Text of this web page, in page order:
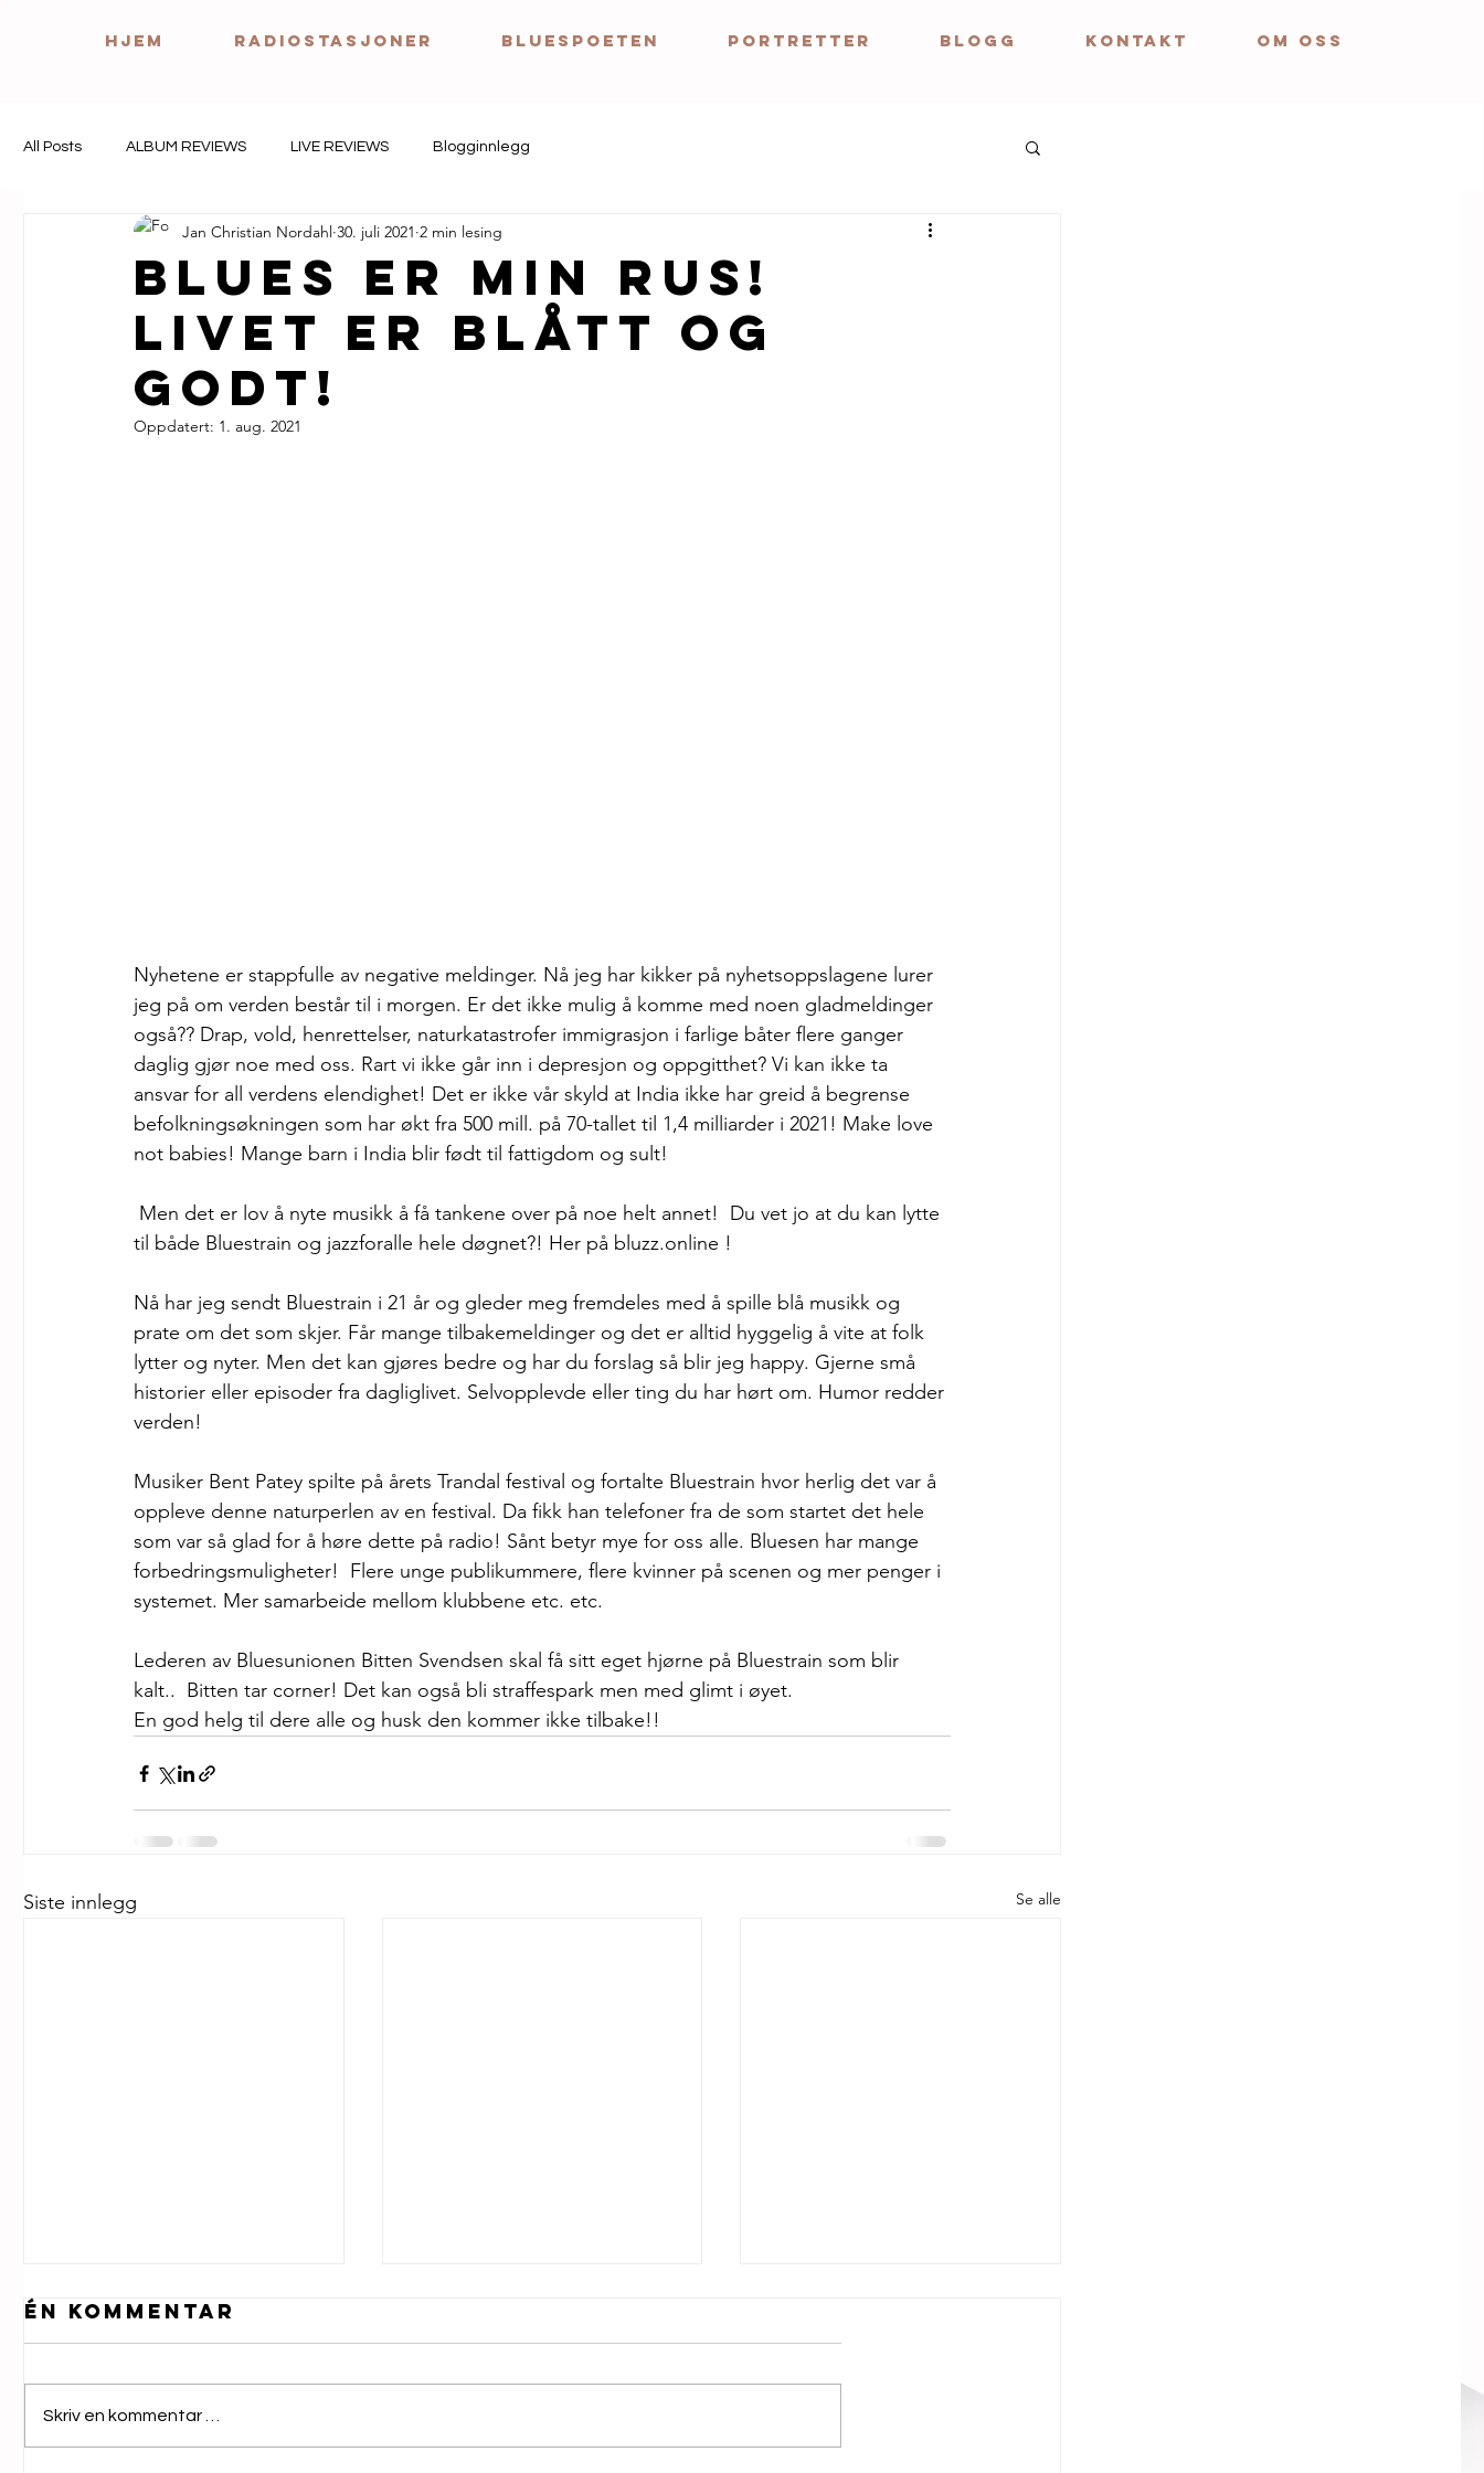
HJEM Radiostasjoner BLUESPOETEN Portretter BLOGG KONTAKT OM OSS
All Posts ALBUM REVIEWS LIVE REVIEWS Blogginnlegg
Blues er min rus!
Livet er blått og
godt!
Jan Christian Nordahl 30. juli 2021 2 min lesing
Oppdatert: 1. aug. 2021
Nyhetene er stappfulle av negative meldinger. Nå jeg har kikker på nyhetsoppslagene lurer
jeg på om verden består til i morgen. Er det ikke mulig å komme med noen gladmeldinger
også?? Drap, vold, henrettelser, naturkatastrofer immigrasjon i farlige båter flere ganger
daglig gjør noe med oss. Rart vi ikke går inn i depresjon og oppgitthet? Vi kan ikke ta
ansvar for all verdens elendighet! Det er ikke vår skyld at India ikke har greid å begrense
befolkningsøkningen som har økt fra 500 mill. på 70-tallet til 1,4 milliarder i 2021! Make love
not babies! Mange barn i India blir født til fattigdom og sult!
til både Bluestrain og jazzforalle hele døgnet?! Her på bluzz.online !
Nå har jeg sendt Bluestrain i 21 år og gleder meg fremdeles med å spille blå musikk og
prate om det som skjer. Får mange tilbakemeldinger og det er alltid hyggelig å vite at folk
lytter og nyter. Men det kan gjøres bedre og har du forslag så blir jeg happy. Gjerne små
historier eller episoder fra dagliglivet. Selvopplevde eller ting du har hørt om. Humor redder
verden!
Musiker Bent Patey spilte på årets Trandal festival og fortalte Bluestrain hvor herlig det var å
oppleve denne naturperlen av en festival. Da fikk han telefoner fra de som startet det hele
som var så glad for å høre dette på radio! Sånt betyr mye for oss alle. Bluesen har mange
forbedringsmuligheter!  Flere unge publikummere, flere kvinner på scenen og mer penger i
systemet. Mer samarbeide mellom klubbene etc. etc.
Lederen av Bluesunionen Bitten Svendsen skal få sitt eget hjørne på Bluestrain som blir
kalt..  Bitten tar corner! Det kan også bli straffespark men med glimt i øyet.
En god helg til dere alle og husk den kommer ikke tilbake!!
Siste innlegg Se alle
Én kommentar
Skriv en kommentar …